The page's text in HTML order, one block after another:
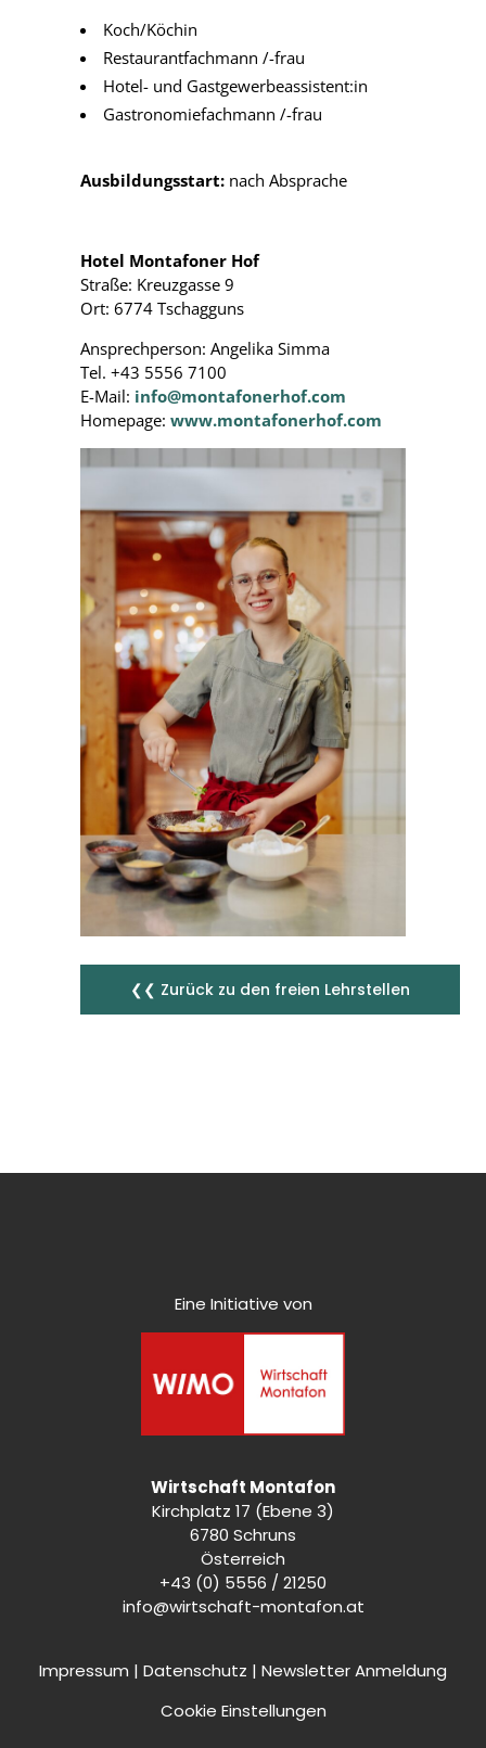
Koch/Köchin
Restaurantfachmann /-frau
Hotel- und Gastgewerbeassistent:in
Gastronomiefachmann /-frau
Ausbildungsstart: nach Absprache
Hotel Montafoner Hof
Straße: Kreuzgasse 9
Ort: 6774 Tschagguns
Ansprechperson: Angelika Simma
Tel. +43 5556 7100
E-Mail: info@montafonerhof.com
Homepage: www.montafonerhof.com
❮❮ Zurück zu den freien Lehrstellen
Eine Initiative von
Wirtschaft Montafon
Kirchplatz 17 (Ebene 3)
6780 Schruns
Österreich
+43 (0) 5556 / 21250
info@wirtschaft-montafon.at
Impressum | Datenschutz | Newsletter Anmeldung
Cookie Einstellungen